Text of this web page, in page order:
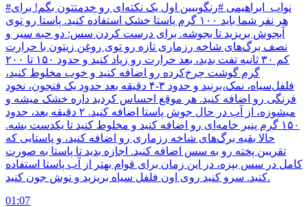
#نواب_ابراهیمی #رنگوببین اول یک نکته‌ای رو خدمتتون بگم! برای
هر نفر شما باید ۱۰۰ گرم پاستا خشک استفاده کنید. پاستا رو توی
آبجوش بریزید تا بجوشه. برای درست کردن سس: دو حبه سیر و
نصف برگ‌های شاخه رزماری تازه رو توی روغن زیتون با حرارت
کم ۳۰ ثانیه تفت بدید، بعد حرارت رو زیاد کنید و حدود ۱۵۰ تا ۲۰۰
گرم گوشت چرخ‌کرده رو اضافه کنید و خوب مخلوط کنید،
فلفل‌سیاه، نمک،برنید و حدود ۳-۴ دقیقه بعد حدود یک فنجون، نخود
فرنگی رو اضافه کنید. هر موقع احساس کردید داره خشک میشه و
میشوزه، از آب در حال جوش پاستا اضافه کنید. ۲ دقیقه بعد، حدود
۱۵۰ گرم پنیر خامه‌ای رو اضافه کنید و مخلوط کنید تا یکدست بشه.
حالا بقیه برگ‌های شاخه رزماری رو اضافه کنید، و پاستایی که
تقریبن پخته رو به سس اضافه کنید. اجازه بدید تا پاستا به صورت
کامل در سس بپزه، در این زمان برای قوام بهتر از آب پاستا استفاده
کنید. سرو کنید روی اون فلفل سیاه بریزید و نوش جون کنید.
01:07